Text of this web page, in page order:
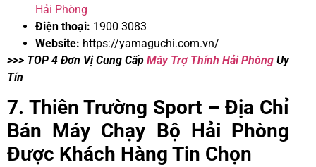
Hải Phòng
Điện thoại: 1900 3083
Website: https://yamaguchi.com.vn/
>>> TOP 4 Đơn Vị Cung Cấp Máy Trợ Thính Hải Phòng Uy
Tín
7. Thiên Trường Sport – Địa Chỉ
Bán Máy Chạy Bộ Hải Phòng
Được Khách Hàng Tin Chọn